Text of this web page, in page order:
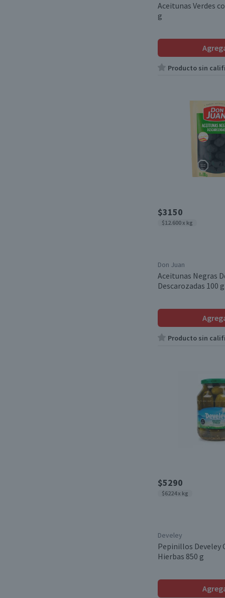
Aceitunas Verdes
g
Producto sin
$3150
$12.600 x kg
Don Juan
Aceitunas Negras
Descarozadas 100
Producto sin
$5290
$6224 x kg
Develey
Pepinillos Develey
Hierbas 850 g